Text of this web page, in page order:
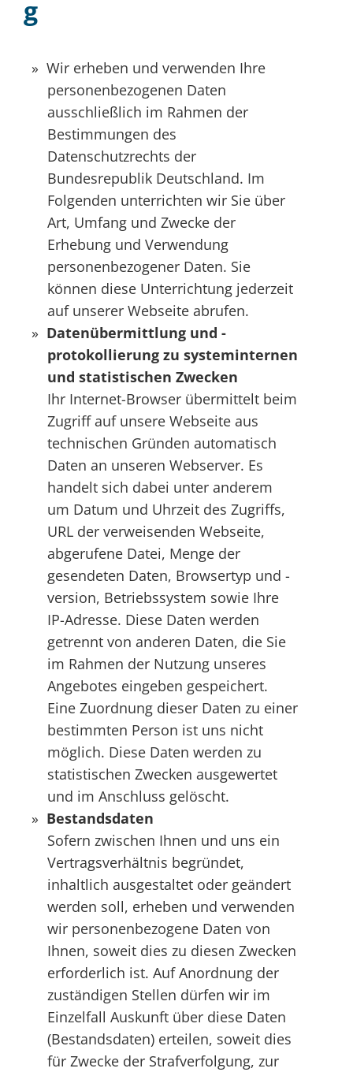
g
Wir erheben und verwenden Ihre
personenbezogenen Daten
ausschließlich im Rahmen der
Bestimmungen des
Datenschutzrechts der
Bundesrepublik Deutschland. Im
Folgenden unterrichten wir Sie über
Art, Umfang und Zwecke der
Erhebung und Verwendung
personenbezogener Daten. Sie
können diese Unterrichtung jederzeit
auf unserer Webseite abrufen.
Datenübermittlung und -
protokollierung zu systeminternen
und statistischen Zwecken
Ihr Internet-Browser übermittelt beim
Zugriff auf unsere Webseite aus
technischen Gründen automatisch
Daten an unseren Webserver. Es
handelt sich dabei unter anderem
um Datum und Uhrzeit des Zugriffs,
URL der verweisenden Webseite,
abgerufene Datei, Menge der
gesendeten Daten, Browsertyp und -
version, Betriebssystem sowie Ihre
IP-Adresse. Diese Daten werden
getrennt von anderen Daten, die Sie
im Rahmen der Nutzung unseres
Angebotes eingeben gespeichert.
Eine Zuordnung dieser Daten zu einer
bestimmten Person ist uns nicht
möglich. Diese Daten werden zu
statistischen Zwecken ausgewertet
und im Anschluss gelöscht.
Bestandsdaten
Sofern zwischen Ihnen und uns ein
Vertragsverhältnis begründet,
inhaltlich ausgestaltet oder geändert
werden soll, erheben und verwenden
wir personenbezogene Daten von
Ihnen, soweit dies zu diesen Zwecken
erforderlich ist. Auf Anordnung der
zuständigen Stellen dürfen wir im
Einzelfall Auskunft über diese Daten
(Bestandsdaten) erteilen, soweit dies
für Zwecke der Strafverfolgung, zur